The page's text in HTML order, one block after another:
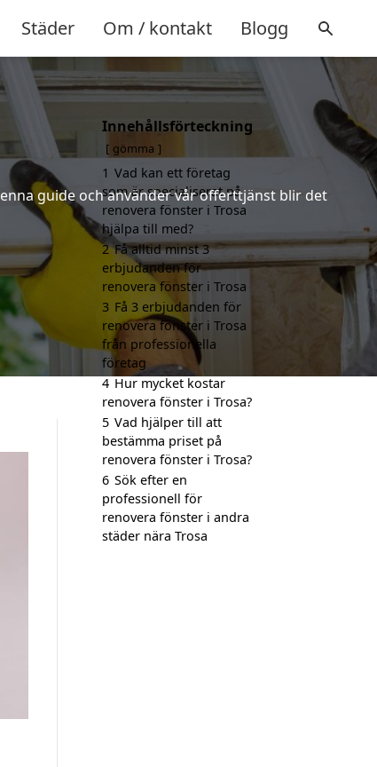
Städer Om / kontakt Blogg
guide och använder vår offerttjänst blir det
Innehållsförteckning
gömma
1 Vad kan ett företag
som är specialiserat på
renovera fönster i Trosa
hjälpa till med?
2 Få alltid minst 3
erbjudanden för
renovera fönster i Trosa
3 Få 3 erbjudanden för
renovera fönster i Trosa
från professionella
företag
4 Hur mycket kostar
renovera fönster i Trosa?
5 Vad hjälper till att
bestämma priset på
renovera fönster i Trosa?
6 Sök efter en
professionell för
renovera fönster i andra
städer nära Trosa